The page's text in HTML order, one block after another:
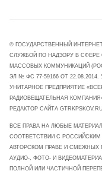
© ГОСУДАРСТВЕННЫЙ
СЛУЖБОЙ ПО НАДЗОРУ В
МАССОВЫХ КОММУНИКАЦИЙ
ЭЛ № ФС 77-59166 ОТ
УНИТАРНОЕ ПРЕДПРИЯТИЕ
РАДИОВЕЩАТЕЛЬНАЯ
РЕДАКТОР САЙТА
ВСЕ ПРАВА НА ЛЮБЫЕ
СООТВЕТСТВИИ С
АВТОРСКОМ ПРАВЕ И СМЕЖНЫХ
АУДИО-, ФОТО- И
ПОЛНОЙ ИЛИ ЧАСТИЧНОЙ